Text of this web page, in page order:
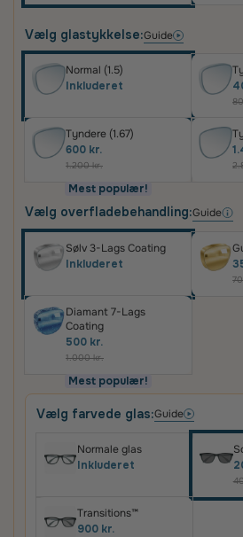
Vælg glastykkelse:Guide
Normal (1.5)
Inkluderet
Tyndere (1.67)
600 kr.
1.200 kr.
Mest populær!
Vælg overfladebehandling:Guide
Sølv 3-Lags Coating
Inkluderet
Diamant 7-Lags
Coating
500 kr.
1.000 kr.
Mest populær!
Vælg farvede glas:Guide
Normale glas
Inkluderet
Transitions™
900 kr.